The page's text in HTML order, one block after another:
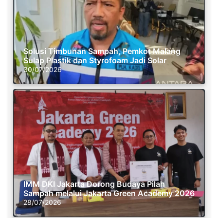
Solusi Timbunan Sampah, Pemkot Malang
Sulap Plastik dan Styrofoam Jadi Solar
30/07/2026
IMM DKI Jakarta Dorong Budaya Pilah
Sampah melalui Jakarta Green Academy 2026
28/07/2026